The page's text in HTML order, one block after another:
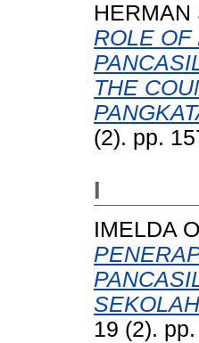
HERMAN
ROLE
THE
(2). pp.
I
IMELDA
19 (2).